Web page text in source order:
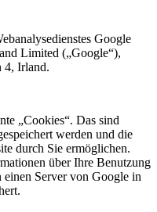
Google
Limited („Google“),
4, Irland.
„Cookies“. Das sind
werden und die
durch Sie ermöglichen.
über Ihre Benutzung
einen Server von Google in